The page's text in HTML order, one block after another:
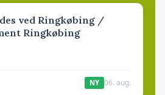
ved Ringkøbing /
Ringkøbing
NY 06. aug.